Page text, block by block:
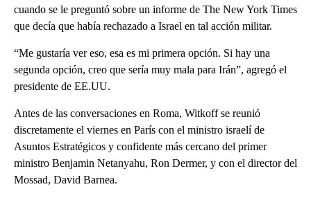
cuando se le preguntó sobre un informe de The New York Times
que decía que había rechazado a Israel en tal acción militar.
“Me gustaría ver eso, esa es mi primera opción. Si hay una
segunda opción, creo que sería muy mala para Irán”, agregó el
presidente de EE.UU.
Antes de las conversaciones en Roma, Witkoff se reunió
discretamente el viernes en París con el ministro israelí de
Asuntos Estratégicos y confidente más cercano del primer
ministro Benjamin Netanyahu, Ron Dermer, y con el director del
Mossad, David Barnea.